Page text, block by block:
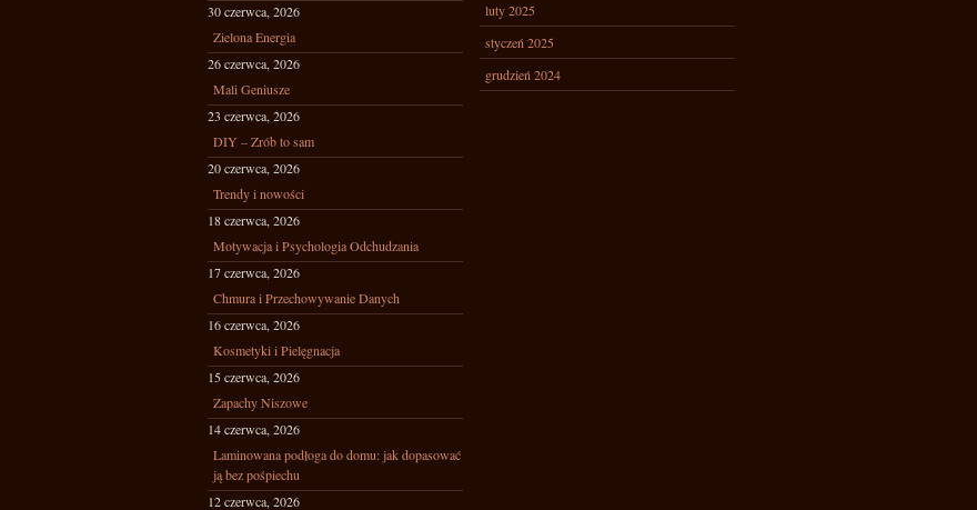
30 czerwca, 2026
Zielona Energia
26 czerwca, 2026
Mali Geniusze
23 czerwca, 2026
DIY – Zrób to sam
20 czerwca, 2026
Trendy i nowości
18 czerwca, 2026
Motywacja i Psychologia Odchudzania
17 czerwca, 2026
Chmura i Przechowywanie Danych
16 czerwca, 2026
Kosmetyki i Pielęgnacja
15 czerwca, 2026
Zapachy Niszowe
14 czerwca, 2026
Laminowana podłoga do domu: jak dopasować
ją bez pośpiechu
12 czerwca, 2026
luty 2025
styczeń 2025
grudzień 2024